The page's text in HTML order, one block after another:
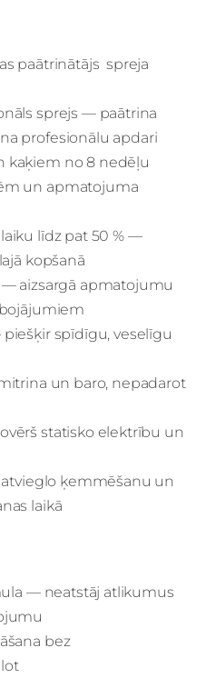
paātrinātājs spreja
sprejs — paātrina
profesionālu apdari
kaķiem no 8 nedēļu
un apmatojuma
līdz pat 50 % —
kopšanā
— aizsargā apmatojumu
spīdīgu, veselīgu
un baro, nepadarot
statisko elektrību un
ķemmēšanu un
laikā
— neatstāj atlikumus
bez